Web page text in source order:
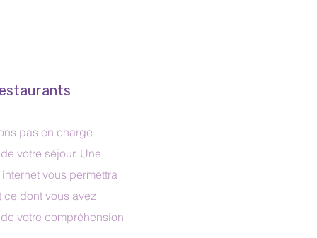
pas en charge
votre séjour. Une
vous permettra
ce dont vous avez
votre compréhension